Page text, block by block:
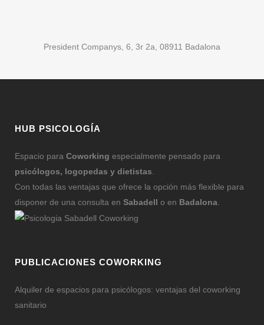
President Companys, 6, 3r 2a, 08911 Badalona
HUB PSICOLOGÍA
Espacio para Coworking especialmente pensado para
psicólogos, logopedas y dietistas
Con todas las ventajas que ofrece la opción más flexible para
disponer de una consulta en Sabadell o en Badalona
PUBLICACIONES COWORKING
Alquiler de espacios para psicólogos: ventajas del coworking
sanitario